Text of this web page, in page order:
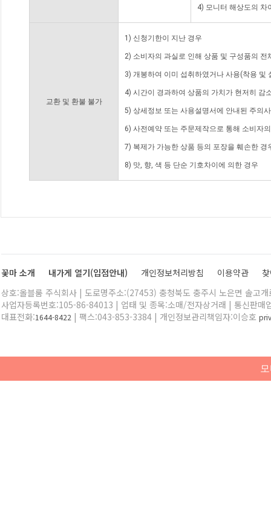
4) 모니터 해상도의 차
교환 및 환불 불가
1) 신청기한이 지난 경우
2) 소비자의 과실로 인해 상품 및 구성품의
3) 개봉하여 이미 섭취하였거나 사용(착용 및
4) 시간이 경과하여 상품의 가치가 현저히 감
5) 상세정보 또는 사용설명서에 안내된 주의
6) 사전예약 또는 주문제작으로 통해 소비자
7) 복제가 가능한 상품 등의 포장을 훼손한 경
8) 맛, 향, 색 등 단순 기호차이에 의한 경우
꽃마 소개 내가게 열기(입점안내) 개인정보처리방침 이용약관
상호:올블룸 주식회사 | 도로명주소:(27453) 충청북도 충주시 노은면 솔고
사업자등록번호:105-86-84013 | 업태 및 종목:소매/전자상거래 | 통신판매
대표전화:1644-8422 | 팩스:043-853-3384 | 개인정보관리책임자:이승호